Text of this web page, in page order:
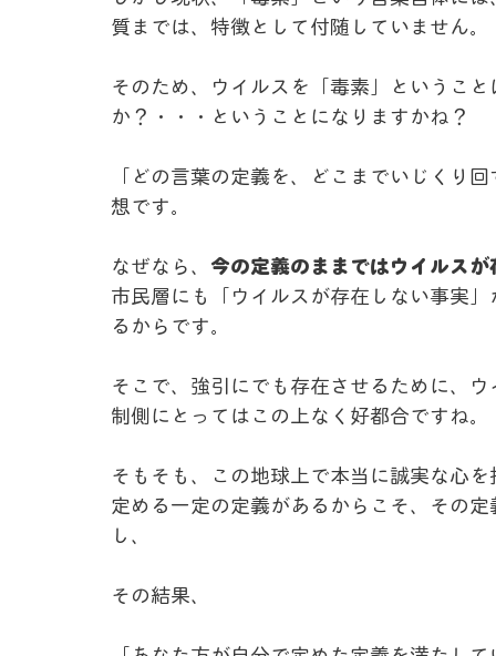
質までは、特徴として付随していません
そのため、ウイルスを「毒素」というこ
か？・・・ということになりますかね？
「どの言葉の定義を、どこまでいじくり
想です。
なぜなら、 今の定義のままではウイルスが
市民層にも「ウイルスが存在しない事実
るからです。
そこで、強引にでも存在させるために、
制側にとってはこの上なく好都合ですね。
そもそも、この地球上で本当に誠実な心
定める一定の定義があるからこそ、その
し、
その結果、